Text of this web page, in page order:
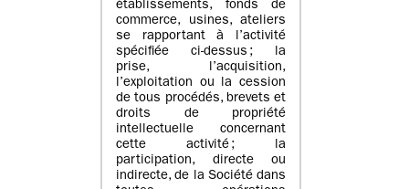
établissements, fonds de
commerce, usines, ateliers
se rapportant à l’activité
spécifiée ci-dessus ; la
prise, l’acquisition,
l’exploitation ou la cession
de tous procédés, brevets et
droits de propriété
intellectuelle concernant
cette activité ; la
participation, directe ou
indirecte, de la Société dans